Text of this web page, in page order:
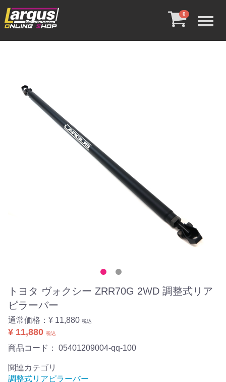
0
トヨタ ヴォクシー ZRR70G 2WD 調整式リア
ピラーバー
通常価格： ¥ 11,880 税込
¥ 11,880 税込
商品コード： 05401209004-qq-100
関連カテゴリ
調整式リアピラーバー